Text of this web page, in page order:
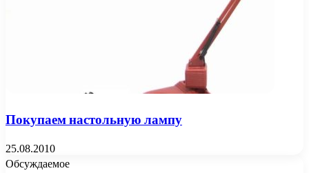
Покупаем настольную лампу
25.08.2010
Обсуждаемое